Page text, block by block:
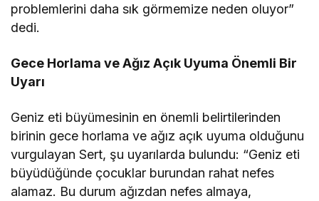
problemlerini daha sık görmemize neden oluyor”
dedi.
Gece Horlama ve Ağız Açık Uyuma Önemli Bir
Uyarı
Geniz eti büyümesinin en önemli belirtilerinden
birinin gece horlama ve ağız açık uyuma olduğunu
vurgulayan Sert, şu uyarılarda bulundu: “Geniz eti
büyüdüğünde çocuklar burundan rahat nefes
alamaz. Bu durum ağızdan nefes almaya,